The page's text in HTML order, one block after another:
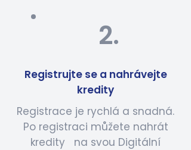
2.
Registrujte se a nahrávejte
kredity
Registrace je rychlá a snadná.
Po registraci můžete nahrát
kredity na svou Digitální